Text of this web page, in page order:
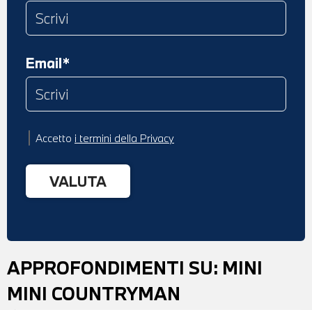
Email*
Accetto i termini della Privacy
APPROFONDIMENTI SU: MINI
MINI COUNTRYMAN